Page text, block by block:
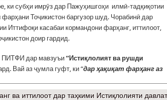
ки субҳи имрӯз дар Пажуҳишгоҳи илмӣ-тадқиқотии
Тоҷикистон баргузор шуд. Чорабинӣ дар
Иттифоқи касабаи кормандони фарҳанг, иттилоот,
доир гардид.
ПИТФИ дар мавзуъи“Истиқлолият ва рушди
Вай аз ҷумла гуфт, ки “дар ҳақиқат фарҳанг аз
ва иттилоот дар таҳкими Истиқлолияти